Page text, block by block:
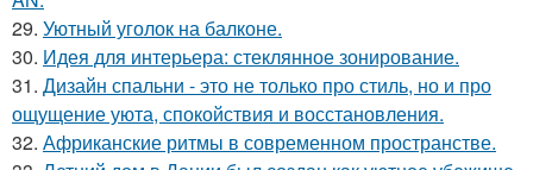
29. Уютный уголок на балконе.
30. Идея для интерьера: стеклянное зонирование.
31. Дизайн спальни - это не только про стиль, но и про
ощущение уюта, спокойствия и восстановления.
32. Африканские ритмы в современном пространстве.